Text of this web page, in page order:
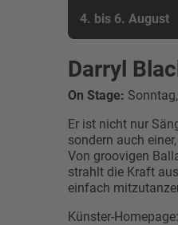
4. bis 6. August
Darryl
On Stage:
Er ist nicht nur
sondern auch
Von groovigen
strahlt die Kraft
einfach
Künster-Homepage: